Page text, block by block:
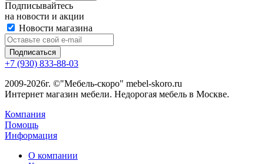
Подписывайтесь
на новости и акции
Новости магазина
+7 (930) 833-88-03
2009-2026г. ©"Мебель-скоро" mebel-skoro.ru
Интернет магазин мебели. Недорогая мебель в Москве.
Компания
Помощь
Информация
О компании